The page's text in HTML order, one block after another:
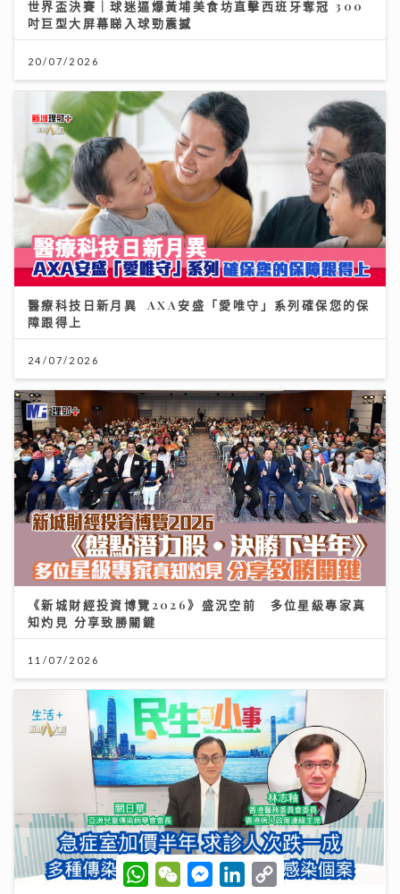
世界盃決賽｜球迷逼爆黃埔美食坊直擊西班牙奪冠 300
吋巨型大屏幕睇入球勁震撼
20/07/2026
醫療科技日新月異 AXA安盛「愛唯守」系列確保您的保
障跟得上
24/07/2026
《新城財經投資博覽2026》盛況空前 多位星級專家真
知灼見 分享致勝關鍵
11/07/2026
W
h
W
e
M
e
L
C
o